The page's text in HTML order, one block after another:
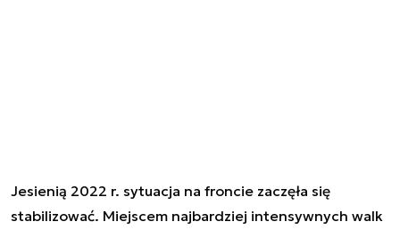
Jesienią 2022 r. sytuacja na froncie zaczęła się
stabilizować. Miejscem najbardziej intensywnych walk